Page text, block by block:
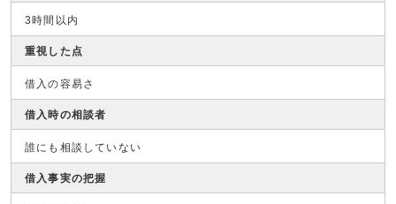
3時間以内
重視した点
借入の容易さ
借入時の相談者
誰にも相談していない
借入事実の把握